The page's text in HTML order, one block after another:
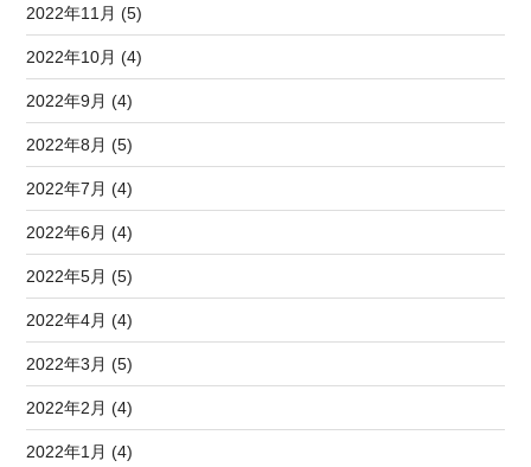
2022年11月 (5)
2022年10月 (4)
2022年9月 (4)
2022年8月 (5)
2022年7月 (4)
2022年6月 (4)
2022年5月 (5)
2022年4月 (4)
2022年3月 (5)
2022年2月 (4)
2022年1月 (4)